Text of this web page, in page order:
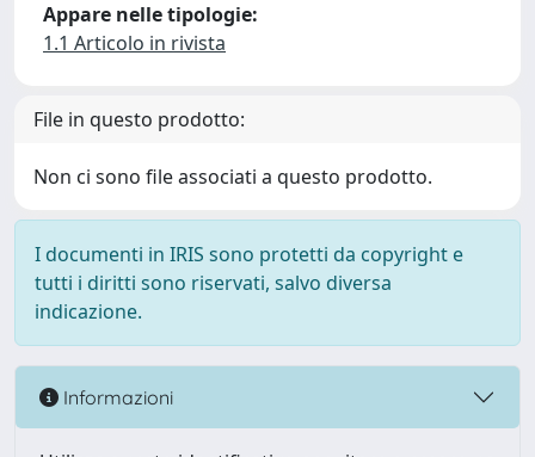
Appare nelle tipologie:
1.1 Articolo in rivista
File in questo prodotto:
Non ci sono file associati a questo prodotto.
I documenti in IRIS sono protetti da copyright e
tutti i diritti sono riservati, salvo diversa
indicazione.
Informazioni